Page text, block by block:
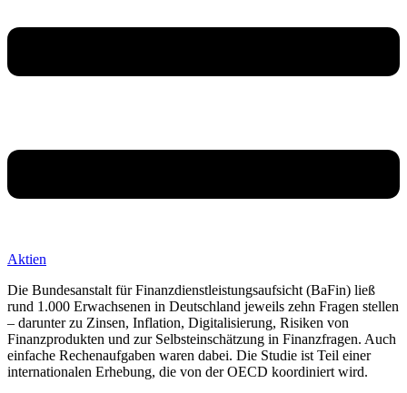
Aktien
Die Bundesanstalt für Finanzdienstleistungsaufsicht (BaFin) ließ
rund 1.000 Erwachsenen in Deutschland jeweils zehn Fragen stellen
– darunter zu Zinsen, Inflation, Digitalisierung, Risiken von
Finanzprodukten und zur Selbsteinschätzung in Finanzfragen. Auch
einfache Rechenaufgaben waren dabei. Die Studie ist Teil einer
internationalen Erhebung, die von der OECD koordiniert wird.